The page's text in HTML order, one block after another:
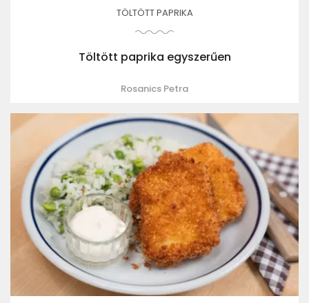
TÖLTÖTT PAPRIKA
Töltött paprika egyszerűen
Rosanics Petra